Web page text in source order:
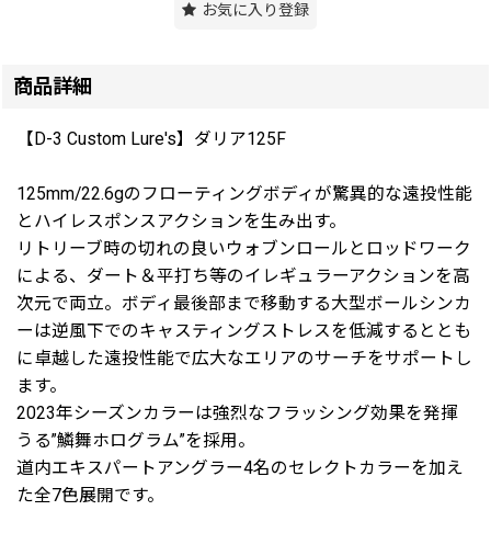
お気に入り登録
商品詳細
【D-3 Custom Lure's】ダリア125F
125mm/22.6gのフローティングボディが驚異的な遠投性能
とハイレスポンスアクションを生み出す。
リトリーブ時の切れの良いウォブンロールとロッドワーク
による、ダート＆平打ち等のイレギュラーアクションを高
次元で両立。ボディ最後部まで移動する大型ボールシンカ
ーは逆風下でのキャスティングストレスを低減するととも
に卓越した遠投性能で広大なエリアのサーチをサポートし
ます。
2023年シーズンカラーは強烈なフラッシング効果を発揮
うる”鱗舞ホログラム”を採用。
道内エキスパートアングラー4名のセレクトカラーを加え
た全7色展開です。